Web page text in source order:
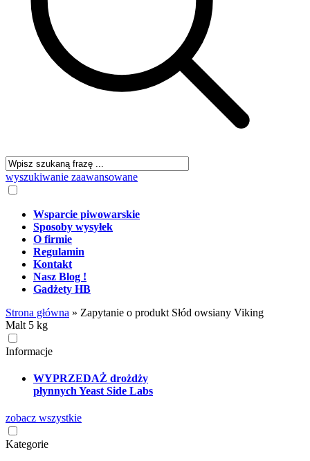
wyszukiwanie zaawansowane
Wsparcie piwowarskie
Sposoby wysyłek
O firmie
Regulamin
Kontakt
Nasz Blog !
Gadżety HB
Strona główna » Zapytanie o produkt Słód owsiany Viking
Malt 5 kg
Informacje
WYPRZEDAŻ drożdży
płynnych Yeast Side Labs
zobacz wszystkie
Kategorie